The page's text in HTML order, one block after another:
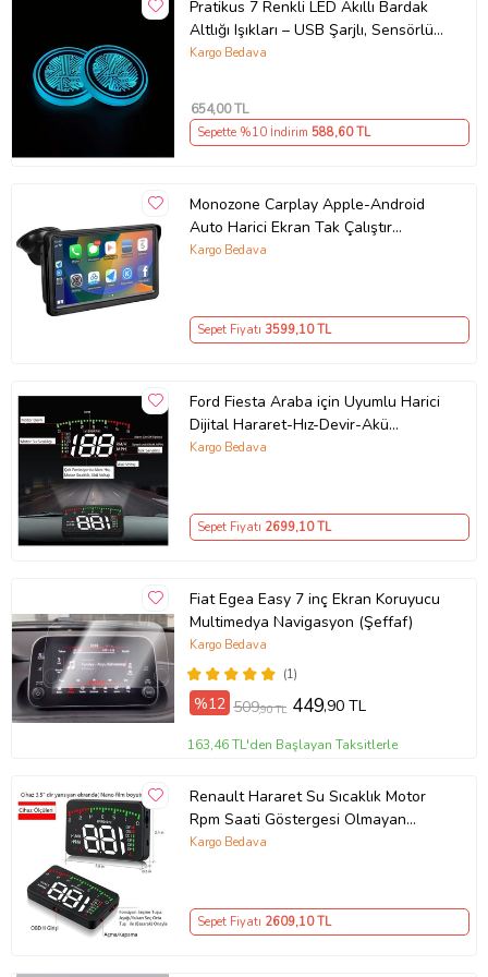
Pratikus 7 Renkli LED Akıllı Bardak
Altlığı Işıkları – USB Şarjlı, Sensörlü,
Araba İçi Dekoratif Atmosfer
Kargo Bedava
654,00 TL
Sepette %10 İndirim 588,60 TL
Monozone Carplay Apple-Android
Auto Harici Ekran Tak Çalıştır
Multimedya Kablosuz Oto Carplay
Kargo Bedava
Sepet Fiyatı 3599,10 TL
Ford Fiesta Araba için Uyumlu Harici
Dijital Hararet-Hız-Devir-Akü
Göstergesi Ekranı HUB OBD2
Kargo Bedava
Sepet Fiyatı 2699,10 TL
Fiat Egea Easy 7 inç Ekran Koruyucu
Multimedya Navigasyon (Şeffaf)
(1)
Kargo Bedava
%12 509,90 TL 449,90 TL
163,46 TL'den Başlayan Taksitlerle
Renault Hararet Su Sıcaklık Motor
Rpm Saati Göstergesi Olmayan
Arabalar Için Dijital Gösterge Ekranı
Kargo Bedava
Sepet Fiyatı 2609,10 TL